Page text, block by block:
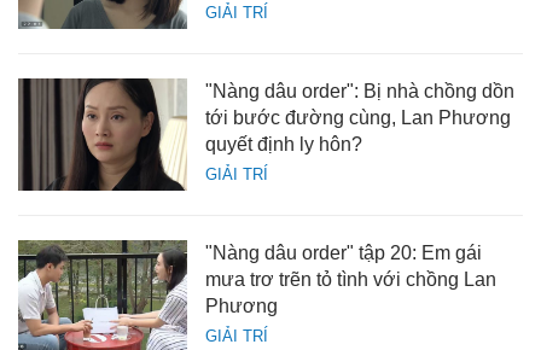
GIẢI TRÍ
GIẢI TRÍ
"Nàng dâu order": Bị nhà chồng dồn
tới bước đường cùng, Lan Phương
quyết định ly hôn?
GIẢI TRÍ
"Nàng dâu order" tập 20: Em gái
mưa trơ trẽn tỏ tình với chồng Lan
Phương